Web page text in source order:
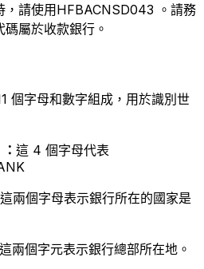
，請使用HFBACNSD043 。請務
屬於收款銀行。
個字母和數字組成，用於識別世
這 4 個字母代表
這兩個字母表示銀行所在的國家是
這兩個字元表示銀行總部所在地。